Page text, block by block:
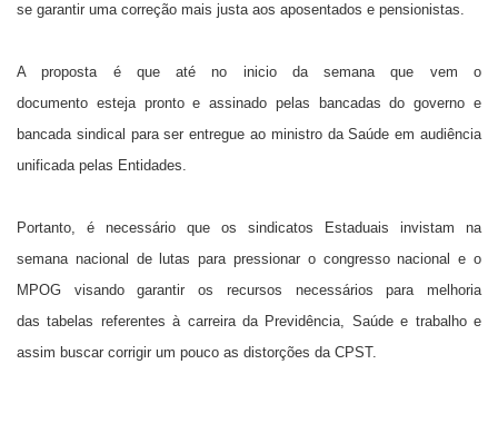
se garantir uma correção mais justa aos aposentados e pensionistas.
A proposta é que até no inicio da semana que vem o
documento esteja pronto e assinado pelas bancadas do governo e
bancada sindical para ser entregue ao ministro da Saúde em audiência
unificada pelas Entidades.
Portanto, é necessário que os sindicatos Estaduais invistam na
semana nacional de lutas para pressionar o congresso nacional e o
MPOG visando garantir os recursos necessários para melhoria
das tabelas referentes à carreira da Previdência, Saúde e trabalho e
assim buscar corrigir um pouco as distorções da CPST.